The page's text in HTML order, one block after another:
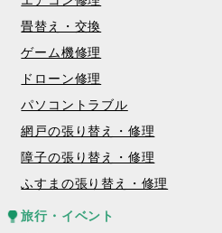
畳替え・交換
ゲーム機修理
ドローン修理
パソコントラブル
網戸の張り替え・修理
障子の張り替え・修理
ふすまの張り替え・修理
旅行・イベント